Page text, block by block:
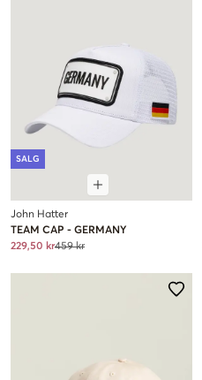
SALG
John Hatter
TEAM CAP - GERMANY
229,50 kr459 kr